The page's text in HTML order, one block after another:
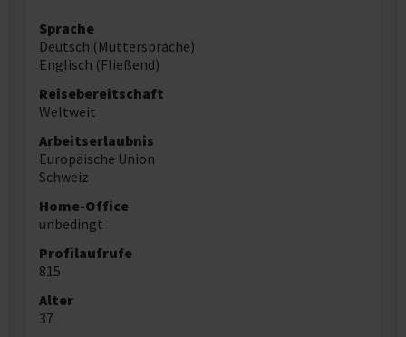
Sprache
Deutsch (Muttersprache)
Englisch (Fließend)
Reisebereitschaft
Weltweit
Arbeitserlaubnis
Europäische Union
Schweiz
Home-Office
unbedingt
Profilaufrufe
815
Alter
37